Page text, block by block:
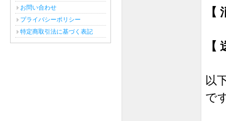
お問い合わせ
プライバシーポリシー
特定商取引法に基づく表記
【
【
以
で